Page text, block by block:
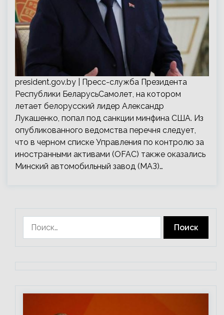
president.gov.by | Пресс-служба Президента
Республики БеларусьСамолет, на котором
летает белорусский лидер Александр
Лукашенко, попал под санкции минфина США. Из
опубликованного ведомства перечня следует,
что в черном списке Управления по контролю за
иностранными активами (OFAC) также оказались
Минский автомобильный завод (МАЗ)…